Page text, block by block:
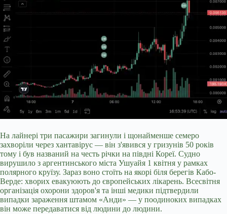
На лайнері три пасажири загинули і щонайменше семеро
захворіли через хантавірус — він з'явився у гризунів 50 років
тому і був названий на честь річки на півдні Кореї. Судно
вирушило з аргентинського міста Ушуайя 1 квітня у рамках
полярного круїзу. Зараз воно стоїть на якорі біля берегів Кабо-
Верде: хворих евакуюють до європейських лікарень. Всесвітня
організація охорони здоров'я та інші медики підтвердили
випадки зараження штамом «Анди» — у поодиноких випадках
він може передаватися від людини до людини.